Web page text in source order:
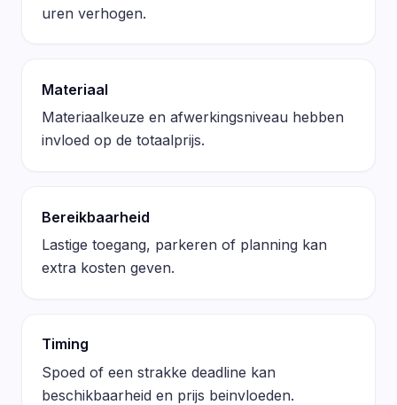
uren verhogen.
Materiaal
Materiaalkeuze en afwerkingsniveau hebben
invloed op de totaalprijs.
Bereikbaarheid
Lastige toegang, parkeren of planning kan
extra kosten geven.
Timing
Spoed of een strakke deadline kan
beschikbaarheid en prijs beinvloeden.